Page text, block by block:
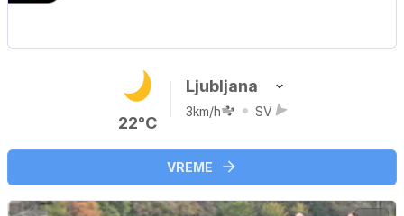
22°C
Ljubljana
3km/h SV
VREME